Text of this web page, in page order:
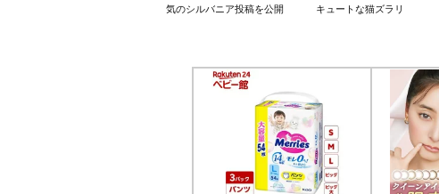
気のシルバニア投稿を公開
キュートな猫ズラリ